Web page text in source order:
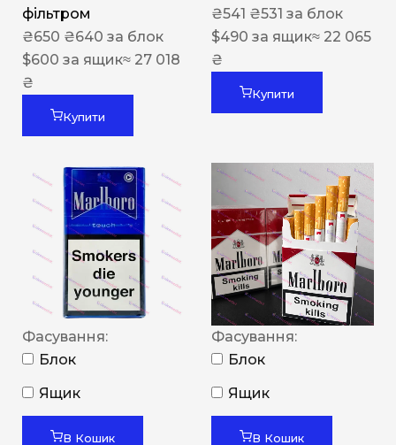
фільтром
₴650 ₴640 за блок
$600 за ящик≈ 27 018
₴
Купити
₴541 ₴531 за блок
$490 за ящик≈ 22 065
₴
Купити
Фасування:
Блок
Ящик
В Кошик
Фасування:
Блок
Ящик
В Кошик